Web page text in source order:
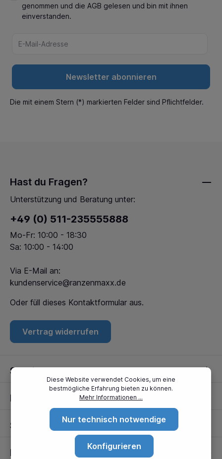
genommen und die AGB gelesen und bin mit ihnen
einverstanden.
Newsletter abonnieren
Die mit einem Stern (*) markierten Felder sind Pflichtfelder.
Partner
Standorte
Hast du Fragen?
Unterstützung und Beratung unter:
+49 (0) 511-235555888
Mo-Fr: 10:00 - 18:30
Sa: 10:00 - 14:00
Via E-Mail an:
kundenservice@ranzenmaxx.de
Oder füll dieses Kontaktformular aus.
Vertrag widerrufen
Service
Informationen
Diese Website verwendet Cookies, um eine
bestmögliche Erfahrung bieten zu können.
Mehr Informationen ...
Nur technisch notwendige
Konfigurieren